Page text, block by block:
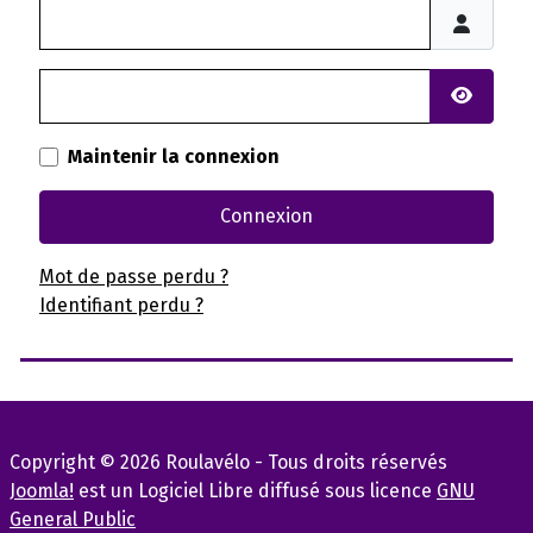
Afficher
Maintenir la connexion
Connexion
Mot de passe perdu ?
Identifiant perdu ?
Copyright © 2026 Roulavélo - Tous droits réservés
Joomla! est un Logiciel Libre diffusé sous licence GNU
General Public